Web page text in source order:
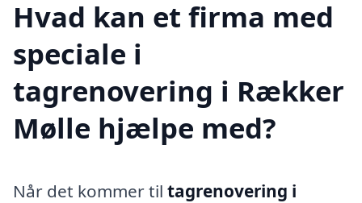
Hvad kan et firma med
speciale i
tagrenovering i Rækker
Mølle hjælpe med?
Når det kommer til tagrenovering i